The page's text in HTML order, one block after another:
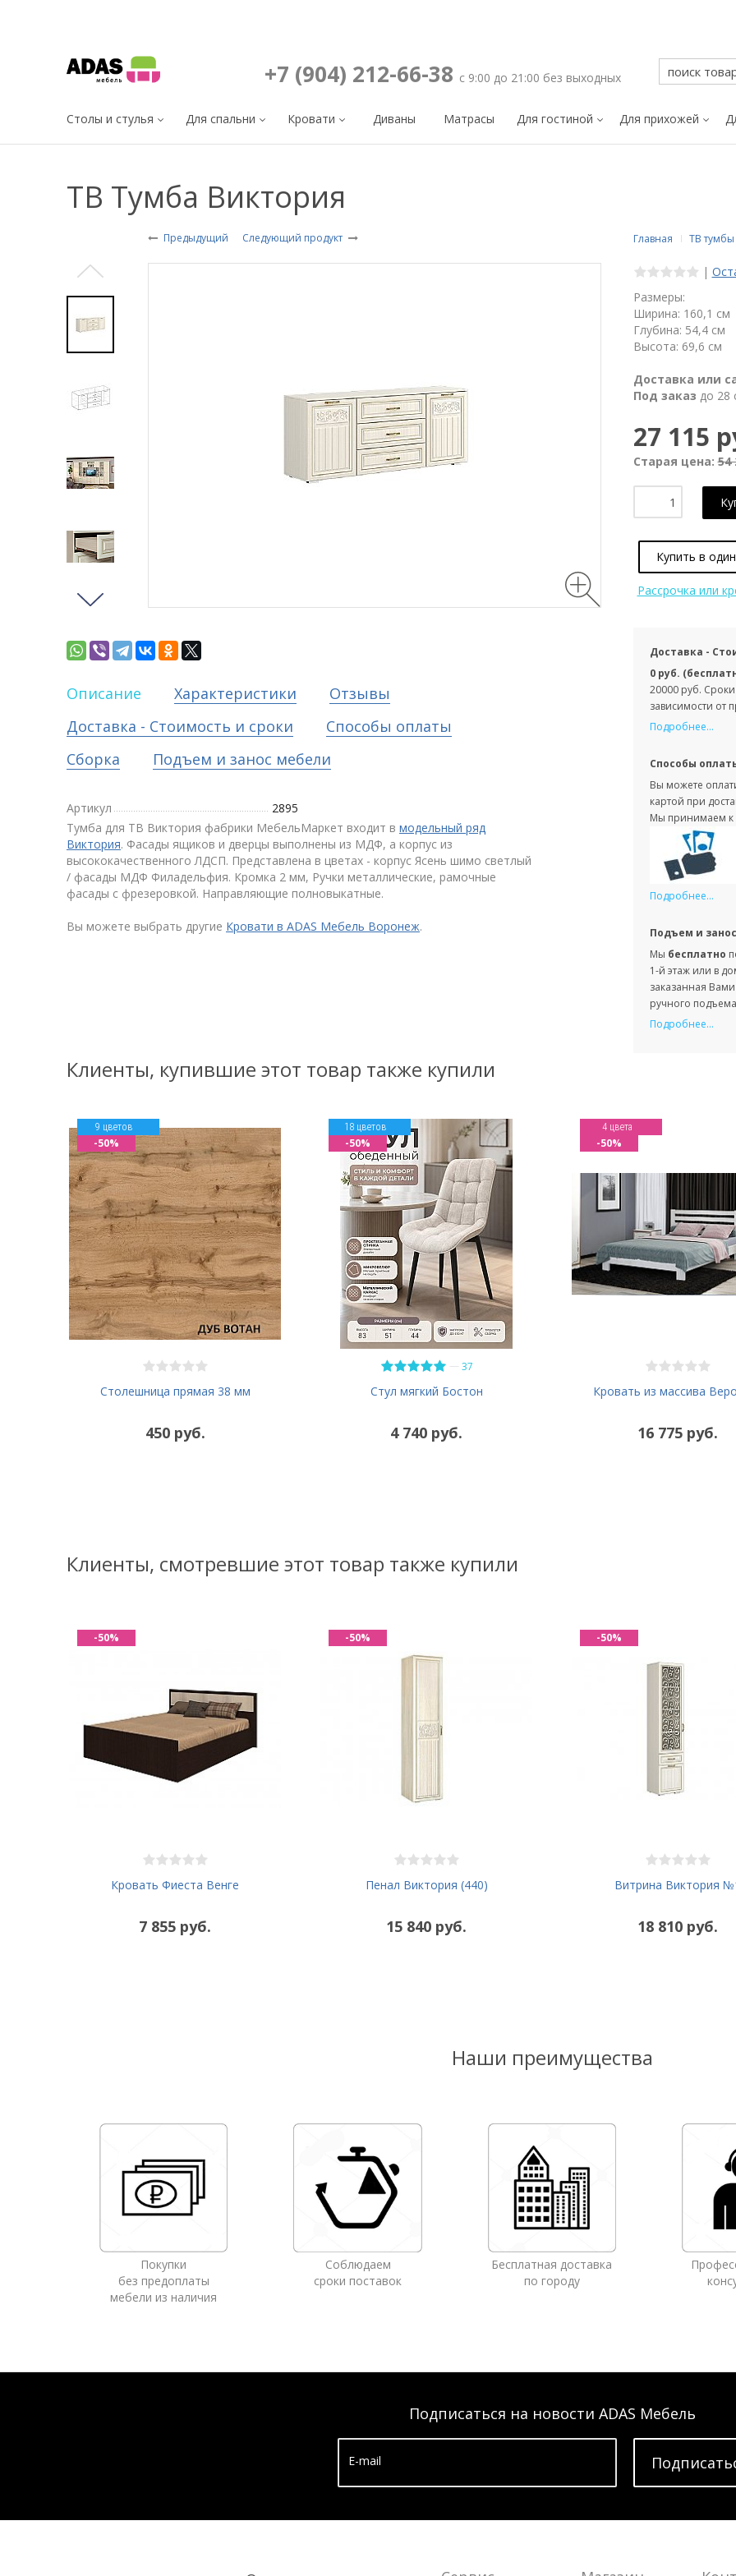
+7 (904) 212-66-38 с 9:00 до 21:00 без выходных
Столы и стулья Для спальни Кровати Диваны Матрасы Для гостиной Для прихожей
ТВ Тумба Виктория
Предыдущий Следующий продукт Главная ТВ тумбы
|
Размеры:
Ширина: 160,1 см
Глубина: 54,4 см
Высота: 69,6 см
Доставка или
Под заказ до 28
27 115
Старая цена:54
Купить в
Рассрочка или
Доставка -
0 руб.
20000 руб.
зависимости от
Подробнее...
Способы
Вы можете
картой при
Мы принимаем к
Подробнее...
Подъем и
Мы бесплатно
1-й этаж или в
заказанная
ручного
Подробнее...
Описание Характеристики
Отзывы
Доставка - Стоимость и сроки
Способы оплаты
Сборка
Подъем и занос мебели
Артикул
2895
Тумба для ТВ Виктория фабрики МебельМаркет входит в модельный ряд
Виктория. Фасады ящиков и дверцы выполнены из МДФ, а корпус из
высококачественного ЛДСП. Представлена в цветах - корпус Ясень шимо светлый
/ фасады МДФ Филадельфия. Кромка 2 мм, Ручки металлические, рамочные
фасады с фрезеровкой. Направляющие полновыкатные.
Вы можете выбрать другие Кровати в ADAS Мебель Воронеж.
Клиенты, купившие этот товар также купили
Столешница прямая 38 мм
9 цветов
450 руб.
-50%
— 37
Стул мягкий Бостон
18 цветов
4 740 руб.
-50%
Кровать из массива
4 цвета
16 775 руб.
-50%
Клиенты, смотревшие этот товар также купили
Кровать Фиеста Венге
7 855 руб.
-50%
Пенал Виктория (440)
15 840 руб.
-50%
Витрина Виктория
18 810 руб.
-50%
Наши преимущества
Покупки
без предоплаты
мебели из наличия
Соблюдаем
сроки поставок
Бесплатная доставка
по городу
Подписаться на новости ADAS Мебель
E-mail